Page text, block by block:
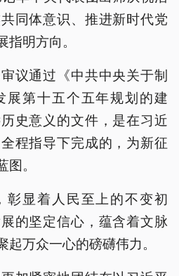
同体意识、推进新时代党
明方向。
议通过《中共中央关于制
展第十五个五年规划的建
史意义的文件，是在习近
程指导下完成的，为新征
。
彰显着人民至上的不变初
的坚定信心，蕴含着文脉
万众一心的磅礴伟力。